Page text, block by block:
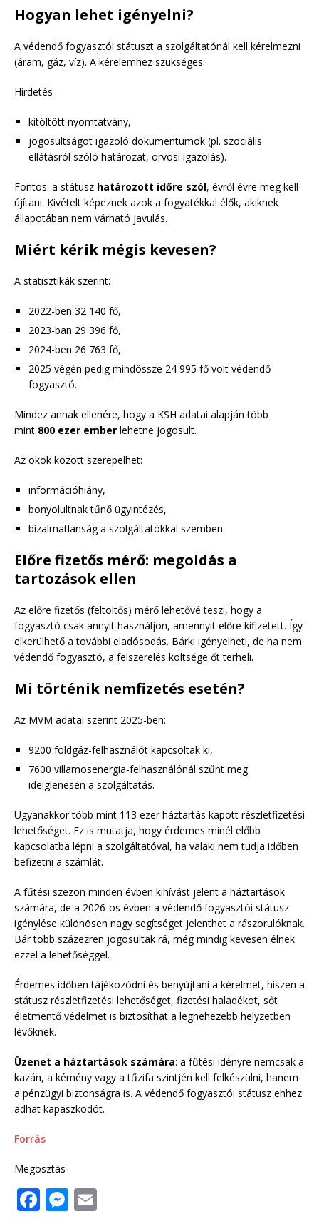
Hogyan lehet igényelni?
A védendő fogyasztói státuszt a szolgáltatónál kell kérelmezni
(áram, gáz, víz). A kérelemhez szükséges:
Hirdetés
kitöltött nyomtatvány,
jogosultságot igazoló dokumentumok (pl. szociális
ellátásról szóló határozat, orvosi igazolás).
Fontos: a státusz határozott időre szól, évről évre meg kell
újítani. Kivételt képeznek azok a fogyatékkal élők, akiknek
állapotában nem várható javulás.
Miért kérik mégis kevesen?
A statisztikák szerint:
2022-ben 32 140 fő,
2023-ban 29 396 fő,
2024-ben 26 763 fő,
2025 végén pedig mindössze 24 995 fő volt védendő
fogyasztó.
Mindez annak ellenére, hogy a KSH adatai alapján több
mint 800 ezer ember lehetne jogosult.
Az okok között szerepelhet:
információhiány,
bonyolultnak tűnő ügyintézés,
bizalmatlanság a szolgáltatókkal szemben.
Előre fizetős mérő: megoldás a
tartozások ellen
Az előre fizetős (feltöltős) mérő lehetővé teszi, hogy a
fogyasztó csak annyit használjon, amennyit előre kifizetett. Így
elkerülhető a további eladósodás. Bárki igényelheti, de ha nem
védendő fogyasztó, a felszerelés költsége őt terheli.
Mi történik nemfizetés esetén?
Az MVM adatai szerint 2025-ben:
9200 földgáz-felhasználót kapcsoltak ki,
7600 villamosenergia-felhasználónál szűnt meg
ideiglenesen a szolgáltatás.
Ugyanakkor több mint 113 ezer háztartás kapott részletfizetési
lehetőséget. Ez is mutatja, hogy érdemes minél előbb
kapcsolatba lépni a szolgáltatóval, ha valaki nem tudja időben
befizetni a számlát.
A fűtési szezon minden évben kihívást jelent a háztartások
számára, de a 2026-os évben a védendő fogyasztói státusz
igénylése különösen nagy segítséget jelenthet a rászorulóknak.
Bár több százezren jogosultak rá, még mindig kevesen élnek
ezzel a lehetőséggel.
Érdemes időben tájékozódni és benyújtani a kérelmet, hiszen a
státusz részletfizetési lehetőséget, fizetési haladékot, sőt
életmentő védelmet is biztosíthat a legnehezebb helyzetben
lévőknek.
Üzenet a háztartások számára: a fűtési idényre nemcsak a
kazán, a kémény vagy a tűzifa szintjén kell felkészülni, hanem
a pénzügyi biztonságra is. A védendő fogyasztói státusz ehhez
adhat kapaszkodót.
Forrás
Megosztás
F M